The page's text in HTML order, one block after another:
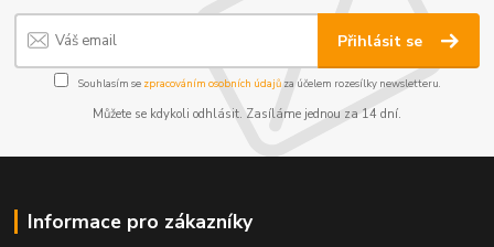
Přihlásit se
Souhlasím se zpracováním osobních údajůza účelem rozesílky newsletteru.
Můžete se kdykoli odhlásit. Zasíláme jednou za 14 dní.
Informace pro zákazníky